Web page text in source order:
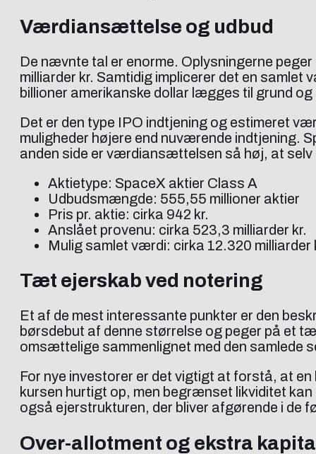
Værdiansættelse og udbud
De nævnte tal er enorme. Oplysningerne
milliarder kr. Samtidig implicerer det en
billioner amerikanske dollar lægges til grund
Det er den type IPO indtjening og estimeret
muligheder højere end nuværende indtjening.
anden side er værdiansættelsen så høj, at
Aktietype: SpaceX aktier Class A
Udbudsmængde: 555,55 millioner aktier
Pris pr. aktie: cirka 942 kr.
Anslået provenu: cirka 523,3 milliarder kr.
Mulig samlet værdi: cirka 12.320 milliarder
Tæt ejerskab ved notering
Et af de mest interessante punkter er den
børsdebut af denne størrelse og peger på et
omsættelige sammenlignet med den samlede
For nye investorer er det vigtigt at forstå, at
kursen hurtigt op, men begrænset likviditet
også ejerstrukturen, der bliver afgørende i de
Over-allotment og ekstra